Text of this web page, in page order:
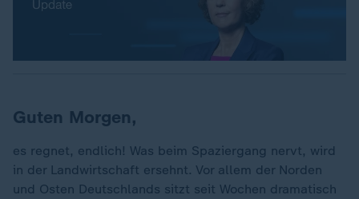
Guten Morgen,
es regnet, endlich! Was beim Spaziergang nervt, wird
in der Landwirtschaft ersehnt. Vor allem der Norden
und Osten Deutschlands sitzt seit Wochen dramatisch